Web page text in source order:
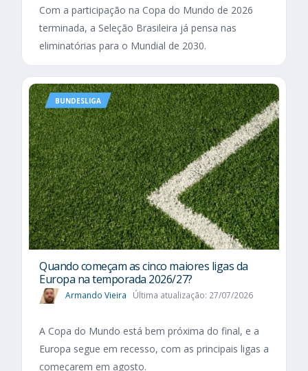
Com a participação na Copa do Mundo de 2026
terminada, a Seleção Brasileira já pensa nas
eliminatórias para o Mundial de 2030.
BUNDESLIGA
Quando começam as cinco maiores ligas da
Europa na temporada 2026/27?
Armando Vieira Última atualização: 27/07/2026
A Copa do Mundo está bem próxima do final, e a
Europa segue em recesso, com as principais ligas a
começarem em agosto.